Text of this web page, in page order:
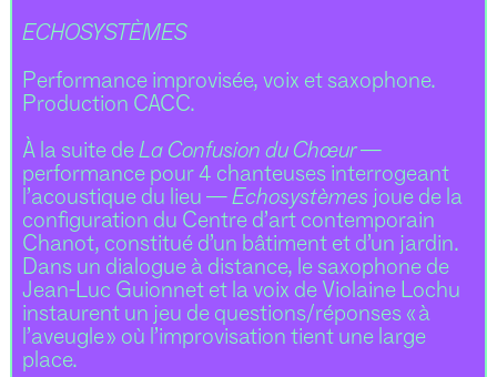
ECHOSYSTÈMES
Performance improvisée, voix et saxophone.
Production CACC.
À la suite de La Confusion du Chœur—
performance pour 4 chanteuses interrogeant
l’acoustique du lieu — Echosystèmes joue de la
configuration du Centre d’art contemporain
Chanot, constitué d’un bâtiment et d’un jardin.
Dans un dialogue à distance, le saxophone de
Jean-Luc Guionnet et la voix de Violaine Lochu
instaurent un jeu de questions/réponses « à
l’aveugle » où l’improvisation tient une large
place.